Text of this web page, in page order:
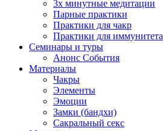
3х минутные медитации
Парные практики
Практики для чакр
Практики для иммунитета
Семинары и туры
Анонс События
Материалы
Чакры
Элементы
Эмоции
Замки (бандхи)
Сакральный секс